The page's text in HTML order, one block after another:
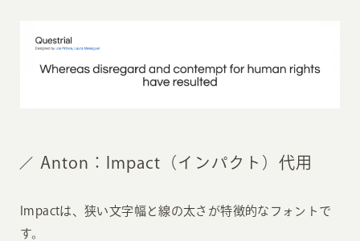
Anton：Impact（インパクト）代用
Impactは、狭い文字幅と線の太さが特徴的なフォントで
す。